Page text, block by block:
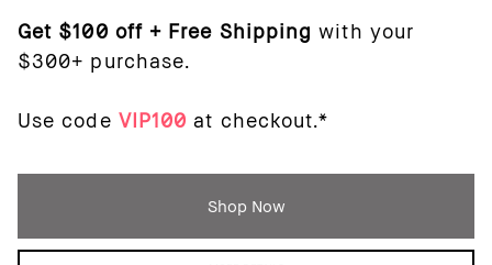
Get $100 off + Free Shippingwith your
$300+ purchase.
Use code VIP100at checkout.*
Shop Now